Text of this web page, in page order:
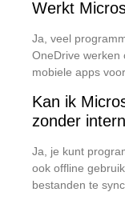
Werkt
Ja, veel
OneDrive werken
mobiele apps
Kan ik
zonder
Ja, je kunt
ook offline
bestanden te